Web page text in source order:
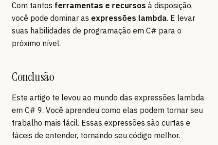
Com tantos ferramentas e recursos à disposição,
você pode dominar as expressões lambda. E levar
suas habilidades de programação em C# para o
próximo nível.
Conclusão
Este artigo te levou ao mundo das expressões lambda
em C# 9. Você aprendeu como elas podem tornar seu
trabalho mais fácil. Essas expressões são curtas e
fáceis de entender, tornando seu código melhor.